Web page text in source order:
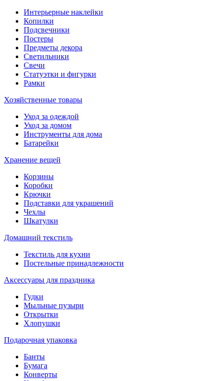
Интерьерные наклейки
Копилки
Подсвечники
Постеры
Предметы декора
Светильники
Свечи
Статуэтки и фигурки
Рамки
Хозяйственные товары
Уход за одеждой
Уход за домом
Инструменты для дома
Батарейки
Хранение вещей
Корзины
Коробки
Крючки
Подставки для украшений
Чехлы
Шкатулки
Домашний текстиль
Текстиль для кухни
Постельные принадлежности
Аксессуары для праздника
Гудки
Мыльные пузыри
Открытки
Хлопушки
Подарочная упаковка
Банты
Бумага
Конверты